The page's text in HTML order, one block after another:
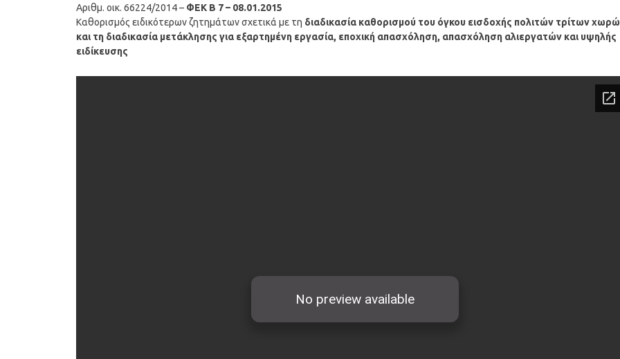
Αριθμ. οικ. 66224/2014 – ΦΕΚ B 7 – 08.01.2015
Καθορισμός ειδικότερων ζητημάτων σχετικά με τη διαδικασία καθορισμού του όγκου εισδοχής πολιτών τρίτων
και τη διαδικασία μετάκλησης για εξαρτημένη εργασία, εποχική απασχόληση, απασχόληση αλιεργατών και υψηλής
ειδίκευσης